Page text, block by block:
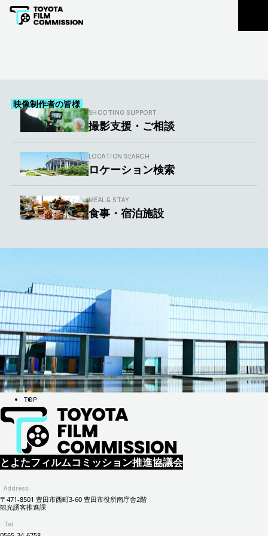
豊田市民の皆様
主な支援実績
お知らせ
FLOW CONTACT
映像制作者の皆様
SHOOTING SUPPORT
撮影支援・ご相談
LOCATION SEARCH
ロケーション検索
MEAL & STAY
食事・宿泊施設
TOP
とよたフィルムコミッション推進協議会
Address
〒471-8501 豊田市西町3-60 豊田市役所南庁舎2階
観光誘客推進課
Tel